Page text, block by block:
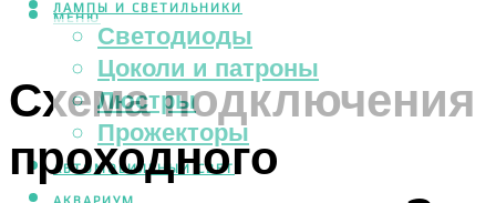
ЛАМПЫ И СВЕТИЛЬНИКИ
Светодиоды
Цоколи и патроны
Люстры
Прожекторы
АВТОМОБИЛЬНЫЙ СВЕТ
МЕНЮ
Схема подключения
проходного